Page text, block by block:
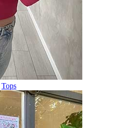
Tops